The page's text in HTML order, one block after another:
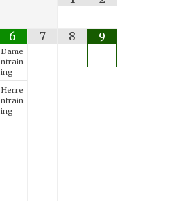
6
Dame
ntrain
ing
Herre
ntrain
ing
7 8 9